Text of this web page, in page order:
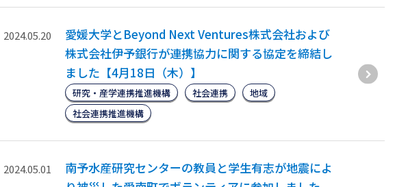
2024.05.20
愛媛大学とBeyond Next Ventures株式会社および
株式会社伊予銀行が連携協力に関する協定を締結し
ました【4月18日（木）】
研究・産学連携推進機構 社会連携
地域
社会連携推進機構
2024.05.01
南予水産研究センターの教員と学生有志が地震によ